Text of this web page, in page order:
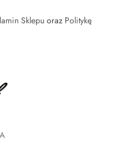
Sklepu oraz Politykę